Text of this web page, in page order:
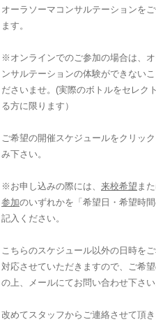
オーラソーマコンサルテーションを
ます。
※オンラインでのご参加の場合は、
ンサルテーションの体験ができないこ
ださいませ。(実際のボトルをセレク
る方に限ります）
ご希望の開催スケジュールをクリッ
み下さい。
※お申し込みの際には、 来校希望 ま
参加のいずれかを「希望日・希望時
記入ください。
こちらのスケジュール以外の日時を
対応させていただきますので、ご希
の上、メールにてお問い合わせ下さい
改めてスタッフからご連絡させて頂き